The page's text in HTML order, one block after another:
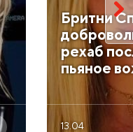
Бритни
рехаб
пьяное
13.04